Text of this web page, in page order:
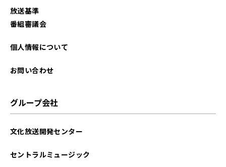
放送基準
番組審議会
個人情報について
お問い合わせ
グループ会社
文化放送開発センター
セントラルミュージック